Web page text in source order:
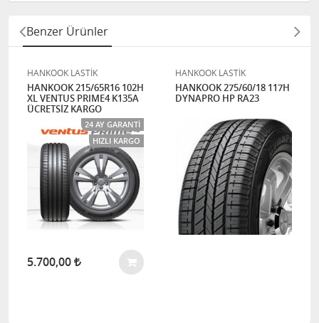
Benzer Ürünler
HANKOOK LASTİK
HANKOOK 215/65R16 102H
XL VENTUS PRIME4 K135A
ÜCRETSİZ KARGO
24 AY GARANTI
HIZLI KARGO
5.700,00
HANKOOK LASTİK
HANKOOK 275/60/18 117H
DYNAPRO HP RA23